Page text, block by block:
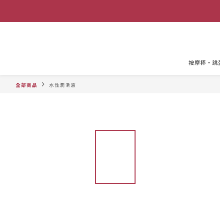
按摩棒・跳
全部商品 水性潤滑液